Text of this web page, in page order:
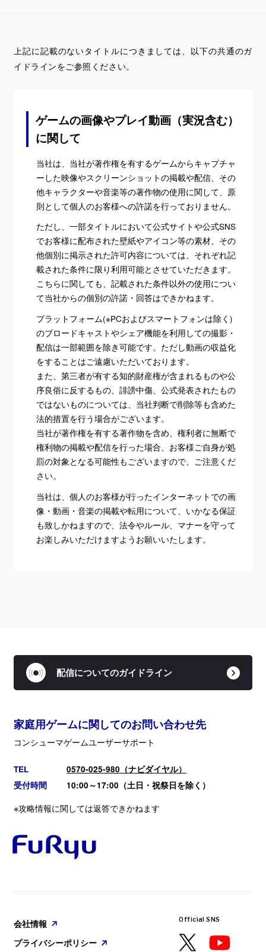
上記に記載のないタイトルにつきましては、以下の共通のガ
イドラインをご参照ください。
ゲームの画像やプレイ動画（実況含む）
に関して
当社は、当社が著作権を有するゲームからキャプチャ
ーした映像やスクリーンショットの掲載や配信、その
他キャラクターや音楽等の著作物の使用に関して、原
則として個人のお客様への許諾を行っておりません。
ただし、一部タイトルにおいて公式サイトや公式SNS
でお客様に配布された壁紙やアイコン等の素材、その
他個別に掲示された許可内容については、それぞれ記
載された条件に限り利用可能とさせていただきます。
こちらに関しても、記載された条件以外の使用につい
て当社からの個別の許諾・回答はできかねます。
プラットフォーム(※PCおよびスマートフォンは除く)
のブロードキャストやシェア機能を利用しての撮影・
配信は一部範囲を除き可能です。ただし動画の収益化
をすることはご遠慮いただいております。
また、第三者が有する知的財産権が含まれるものや公
序良俗に反するもの、誹謗中傷、公式発表されたもの
ではないものについては、当社判断で削除等も含めた
法的措置を行う場合がございます。
当社が著作権を有する著作物を含め、権利者に無断で
権利物の掲載や配信を行った場合、お客様ご自身が処
罰の対象となる可能性もございますので、ご注意くだ
さい。
当社は、個人のお客様が行ったインターネットでの画
像・動画・音楽の掲載や転用について、いかなる保証
も致しかねますので、法令やルール、マナーを守って
お楽しみいただけますようお願いいたします。
配信についてのガイドライン
家庭用ゲームに関してのお問い合わせ先
コンシューマゲームユーザーサポート
TEL
0570-025-980（ナビダイヤル）
受付時間
10:00～17:00（土日・祝祭日を除く）
※攻略情報に関しては返答できかねます
会社情報
プライバシーポリシー
Official SNS